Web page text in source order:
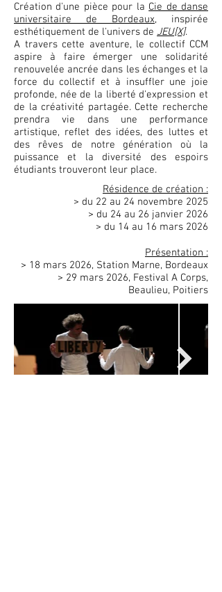
Création d'une pièce pour la Cie de danse
universitaire de Bordeaux, inspirée
esthétiquement de l'univers de JEU[X].
A travers cette aventure, le collectif CCM
aspire à faire émerger une solidarité
renouvelée ancrée dans les échanges et la
force du collectif et à insuffler une joie
profonde, née de la liberté d'expression et
de la créativité partagée. Cette recherche
prendra vie dans une performance
artistique, reflet des idées, des luttes et
des rêves de notre génération où la
puissance et la diversité des espoirs
étudiants trouveront leur place.
Résidence de création :
> du 22 au 24 novembre 2025
> du 24 au 26 janvier 2026
> du 14 au 16 mars 2026
Présentation :
> 18 mars 2026, Station Marne, Bordeaux
> 29 mars 2026, Festival A Corps,
Beaulieu, Poitiers